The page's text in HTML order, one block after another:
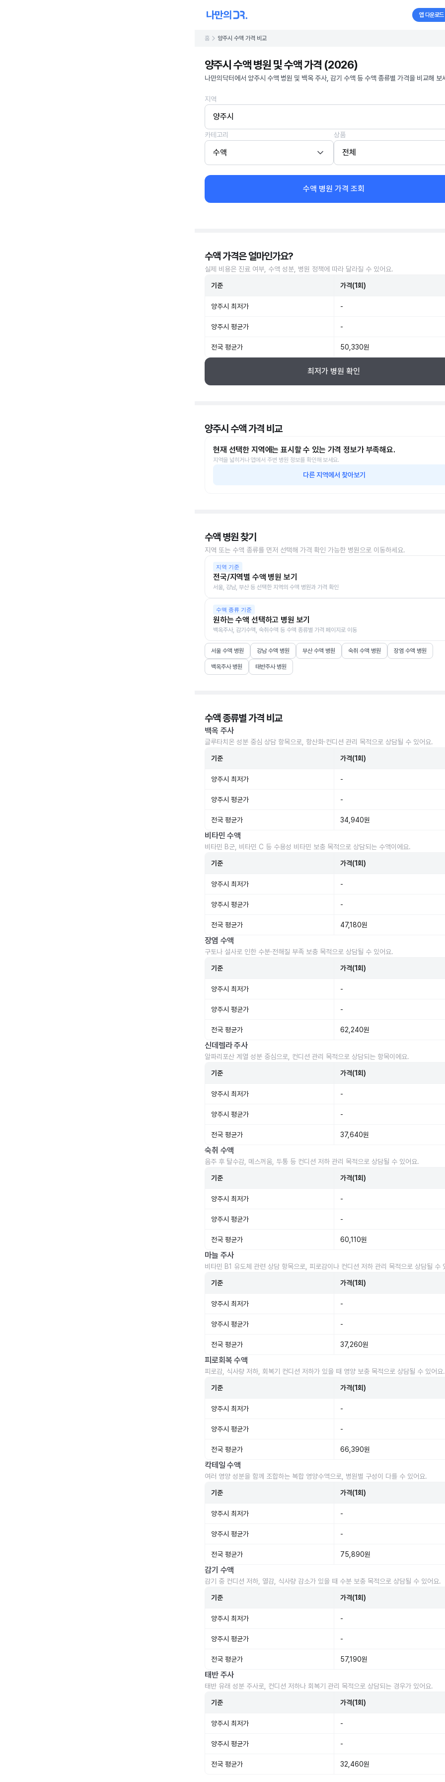
앱 다운로드
홈 양주시 수액 가격 비교
양주시 수액 병원 및 수액 가격 (2026)
나만의닥터에서 양주시 수액 병원 및 백옥 주사, 감기 수액 등 수액 종류별 가격을 비교해 보
지역
양주시
카테고리
수액
상품
전체
수액 병원 가격 조회
수액 가격은 얼마인가요?
실제 비용은 진료 여부, 수액 성분, 병원 정책에 따라 달라질 수 있어요.
기준 가격(1회)
양주시 최저가 -
양주시 평균가 -
전국 평균가 50,330원
최저가 병원 확인
양주시 수액 가격 비교
현재 선택한 지역에는 표시할 수 있는 가격 정보가 부족해요.
지역을 넓히거나 앱에서 주변 병원 정보를 확인해 보세요.
다른 지역에서 찾아보기
수액 병원 찾기
지역 또는 수액 종류를 먼저 선택해 가격 확인 가능한 병원으로 이동하세요.
지역 기준
전국/지역별 수액 병원 보기
서울, 강남, 부산 등 선택한 지역의 수액 병원과 가격 확인
수액 종류 기준
원하는 수액 선택하고 병원 보기
백옥주사, 감기수액, 숙취수액 등 수액 종류별 가격 페이지로 이동
서울 수액 병원 강남 수액 병원 부산 수액 병원 숙취 수액 병원 장염 수액 병원
백옥주사 병원 태반주사 병원
수액 종류별 가격 비교
백옥 주사
글루타치온 성분 중심 상담 항목으로, 항산화·컨디션 관리 목적으로 상담될 수 있어요.
기준 가격(1회)
양주시 최저가 -
양주시 평균가 -
전국 평균가 34,940원
비타민 수액
비타민 B군, 비타민 C 등 수용성 비타민 보충 목적으로 상담되는 수액이에요.
기준 가격(1회)
양주시 최저가 -
양주시 평균가 -
전국 평균가 47,180원
장염 수액
구토나 설사로 인한 수분·전해질 부족 보충 목적으로 상담될 수 있어요.
기준 가격(1회)
양주시 최저가 -
양주시 평균가 -
전국 평균가 62,240원
신데렐라 주사
알파리포산 계열 성분 중심으로, 컨디션 관리 목적으로 상담되는 항목이에요.
기준 가격(1회)
양주시 최저가 -
양주시 평균가 -
전국 평균가 37,640원
숙취 수액
음주 후 탈수감, 메스꺼움, 두통 등 컨디션 저하 관리 목적으로 상담될 수 있어요.
기준 가격(1회)
양주시 최저가 -
양주시 평균가 -
전국 평균가 60,110원
마늘 주사
비타민 B1 유도체 관련 상담 항목으로, 피로감이나 컨디션 저하 관리 목적으로 상담될 수
기준 가격(1회)
양주시 최저가 -
양주시 평균가 -
전국 평균가 37,260원
피로회복 수액
피로감, 식사량 저하, 회복기 컨디션 저하가 있을 때 영양 보충 목적으로 상담될 수 있어요.
기준 가격(1회)
양주시 최저가 -
양주시 평균가 -
전국 평균가 66,390원
칵테일 수액
여러 영양 성분을 함께 조합하는 복합 영양수액으로, 병원별 구성이 다를 수 있어요.
기준 가격(1회)
양주시 최저가 -
양주시 평균가 -
전국 평균가 75,890원
감기 수액
감기 중 컨디션 저하, 열감, 식사량 감소가 있을 때 수분 보충 목적으로 상담될 수 있어요.
기준 가격(1회)
양주시 최저가 -
양주시 평균가 -
전국 평균가 57,190원
태반 주사
태반 유래 성분 주사로, 컨디션 저하나 회복기 관리 목적으로 상담되는 경우가 있어요.
기준 가격(1회)
양주시 최저가 -
양주시 평균가 -
전국 평균가 32,460원